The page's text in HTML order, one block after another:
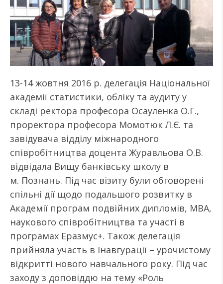
13-14 жовтня 2016 р. делегація Національної
академії статистики, обліку та аудиту у
складі ректора професора Осауленка О.Г.,
проректора професора Момотюк Л.Є. та
завідувача відділу міжнародного
співробітництва доцента Журавльова О.В.
відвідала Вищу банківську школу в
м. Познань. Під час візиту були обговорені
спільні дії щодо подальшого розвитку в
Академії програм подвійних дипломів, МВА,
наукового співробітництва та участі в
програмах Еразмус+. Також делегація
прийняла участь в Інавгурації – урочистому
відкритті нового навчального року. Під час
заходу з доповіддю на тему «Роль